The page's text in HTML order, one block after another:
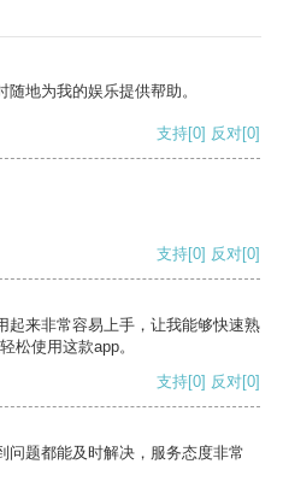
地为我的娱乐提供帮助。
支持[0] 反对[0]
支持[0] 反对[0]
起来非常容易上手，让我能够快速熟
松使用这款app。
支持[0] 反对[0]
问题都能及时解决，服务态度非常